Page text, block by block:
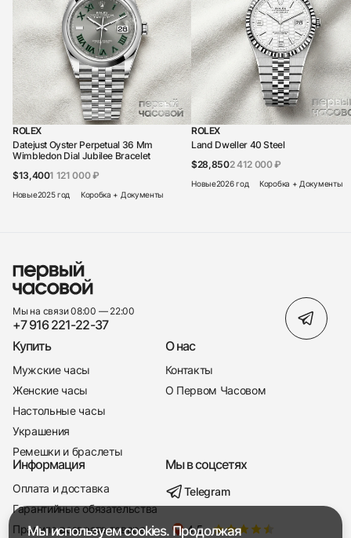
+7 916 221-22-37
ROLEX
Datejust Oyster Perpetual 36 Mm
Wimbledon Dial Jubilee Bracelet
$13,4001 121 000 ₽
Новые2025 год Коробка + Документы
ROLEX
Land Dweller 40 Steel
$28,8502 412 000 ₽
Новые2026 год Коробка + Документы
Мы на связи 08:00 — 22:00
+7 916 221-22-37
Купить
Мужские часы
Женские часы
Настольные часы
Украшения
Ремешки и браслеты
О нас
Контакты
О Первом Часовом
Информация
Оплата и доставка
Гарантийные обязательства
Правила возврата товара
Мы в соцсетях
Telegram
Мы используем cookies. Продолжая